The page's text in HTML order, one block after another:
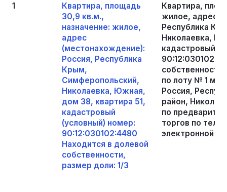
1
Квартира, площадь
30,9 кв.м.,
назначение: жилое,
адрес
(местонахождение):
Россия, Республика
Крым,
Симферопольский,
Николаевка, Южная,
дом 38, квартира 51,
кадастровый
(условный) номер:
90:12:030102:4480
Находится в долевой
собственности,
размер доли: 1/3
Квартира,
жилое, адрес
Республика
Николаевка,
кадастровый
по лоту № 1
Россия,
район,
по
торгов по
электронной